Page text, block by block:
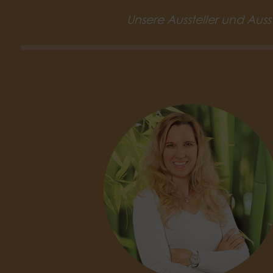
Unsere Aussteller und